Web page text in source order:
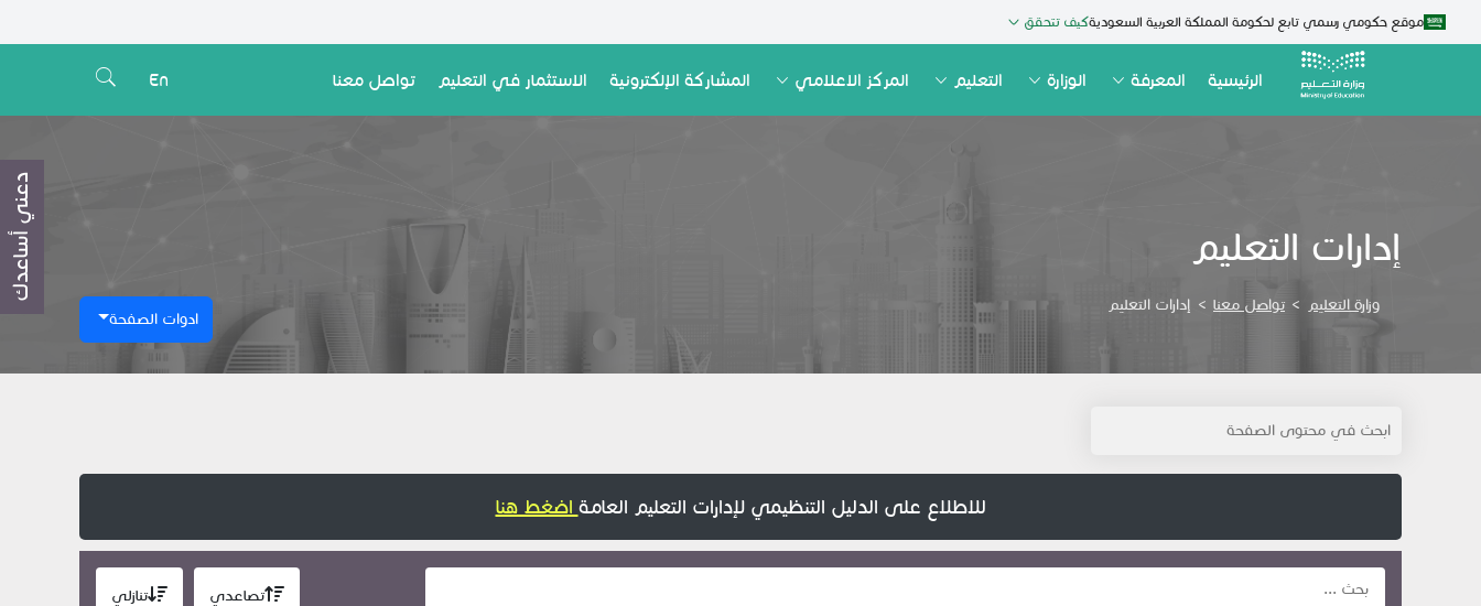
موقع حكومي رسمي تابع لحكومة المملكة العربية السعوديةكيف تتحقق
الرئيسية المعرفة الوزارة التعليم المركز الاعلامي المشاركة الإلكترونية الاستثمار في التعليم تواصل معنا En
إدارات التعليم
وزارة التعليم > تواصل معنا > إدارات التعليم
ادوات الصفحة
​​​​​​للاطلاع على الدليل التنظيمي لإدارات التعليم العامة اضغط هنا
تصاعدي تنازلي
دعني أساعدك